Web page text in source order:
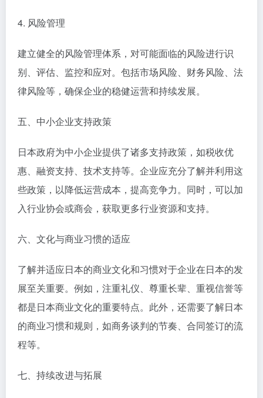
4. 风险管理
建立健全的风险管理体系，对可能面临的风险进行识
别、评估、监控和应对。包括市场风险、财务风险、法
律风险等，确保企业的稳健运营和持续发展。
五、中小企业支持政策
日本政府为中小企业提供了诸多支持政策，如税收优
惠、融资支持、技术支持等。企业应充分了解并利用这
些政策，以降低运营成本，提高竞争力。同时，可以加
入行业协会或商会，获取更多行业资源和支持。
六、文化与商业习惯的适应
了解并适应日本的商业文化和习惯对于企业在日本的发
展至关重要。例如，注重礼仪、尊重长辈、重视信誉等
都是日本商业文化的重要特点。此外，还需要了解日本
的商业习惯和规则，如商务谈判的节奏、合同签订的流
程等。
七、持续改进与拓展